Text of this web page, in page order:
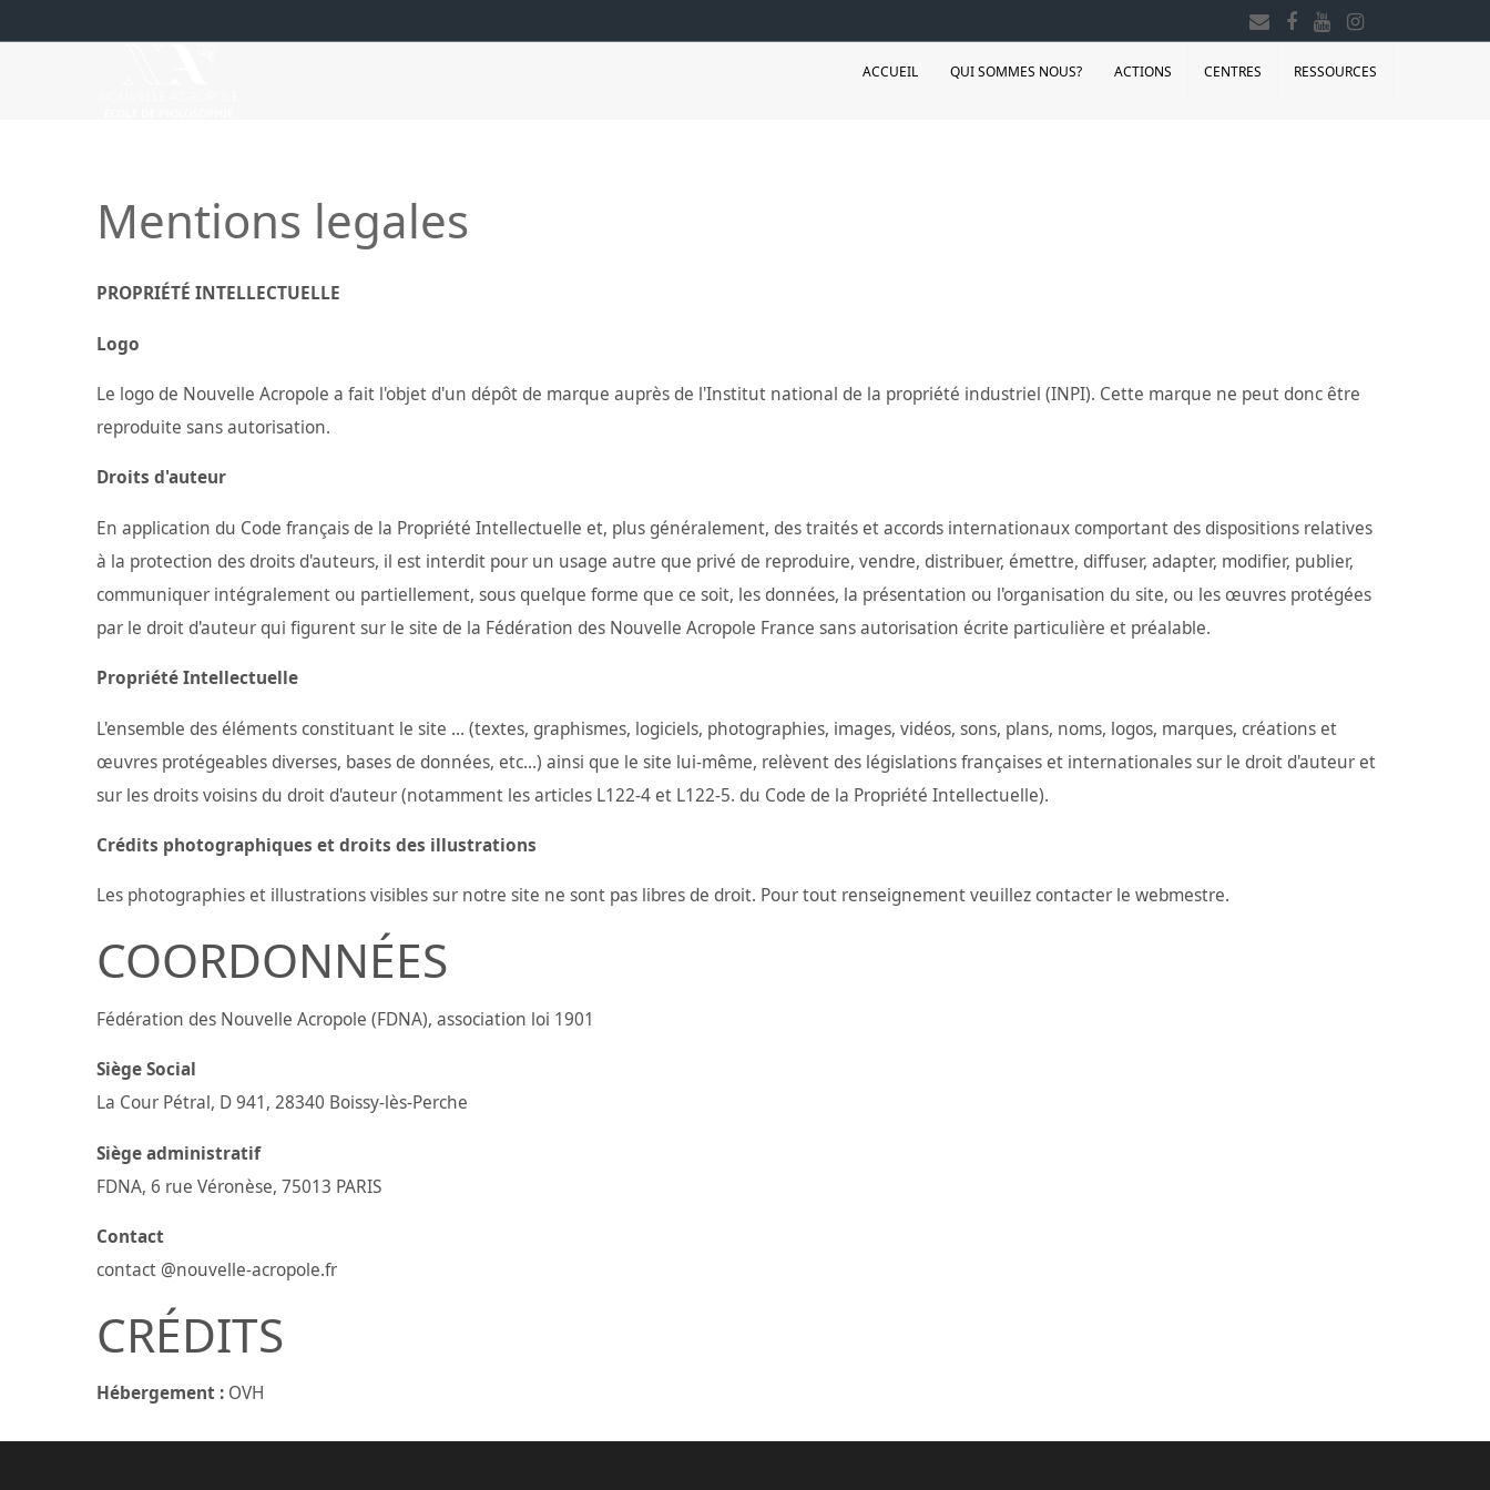
ACCUEIL QUI SOMMES NOUS? ACTIONS CENTRES RESSOURCES
Mentions legales
PROPRIÉTÉ INTELLECTUELLE
Logo
Le logo de Nouvelle Acropole a fait l'objet d'un dépôt de marque auprès de l'Institut national de la propriété industriel (INPI). Cette marque ne peut donc être
reproduite sans autorisation.
Droits d'auteur
En application du Code français de la Propriété Intellectuelle et, plus généralement, des traités et accords internationaux comportant des dispositions relatives
à la protection des droits d'auteurs, il est interdit pour un usage autre que privé de reproduire, vendre, distribuer, émettre, diffuser, adapter, modifier, publier,
communiquer intégralement ou partiellement, sous quelque forme que ce soit, les données, la présentation ou l'organisation du site, ou les œuvres protégées
par le droit d'auteur qui figurent sur le site de la Fédération des Nouvelle Acropole France sans autorisation écrite particulière et préalable.
Propriété Intellectuelle
L'ensemble des éléments constituant le site ... (textes, graphismes, logiciels, photographies, images, vidéos, sons, plans, noms, logos, marques, créations et
œuvres protégeables diverses, bases de données, etc...) ainsi que le site lui-même, relèvent des législations françaises et internationales sur le droit d'auteur et
sur les droits voisins du droit d'auteur (notamment les articles L122-4 et L122-5. du Code de la Propriété Intellectuelle).
Crédits photographiques et droits des illustrations
Les photographies et illustrations visibles sur notre site ne sont pas libres de droit. Pour tout renseignement veuillez contacter le webmestre.
COORDONNÉES
Fédération des Nouvelle Acropole (FDNA), association loi 1901
Siège Social
La Cour Pétral, D 941, 28340 Boissy-lès-Perche
Siège administratif
FDNA, 6 rue Véronèse, 75013 PARIS
Contact
contact @nouvelle-acropole.fr
CRÉDITS
Hébergement : OVH